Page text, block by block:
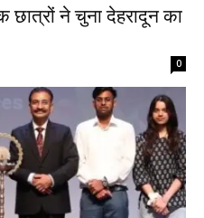
ने चुना देहरादून का
0